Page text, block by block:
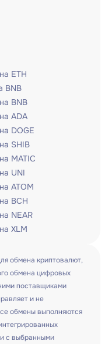
ETH
BNB
BNB
ADA
DOGE
SHIB
MATIC
UNI
ATOM
BCH
NEAR
XLM
обмена криптовалют,
обмена цифровых
поставщиками
и не
обмены выполняются
с выбранными